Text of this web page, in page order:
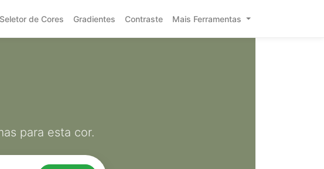
Seletor de Cores Gradientes Contraste Mais Ferramentas
para esta cor.